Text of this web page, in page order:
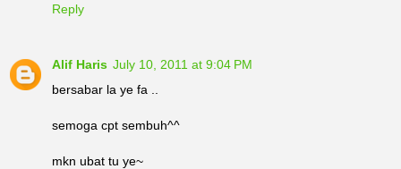
Reply
Alif Haris July 10, 2011 at 9:04 PM
bersabar la ye fa ..
semoga cpt sembuh^^
mkn ubat tu ye~